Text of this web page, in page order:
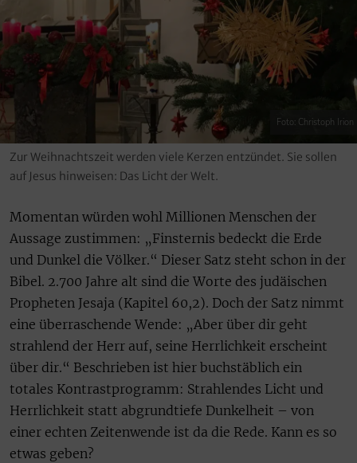
Foto: Christoph Irion
Zur Weihnachtszeit werden viele Kerzen entzündet. Sie sollen
auf Jesus hinweisen: Das Licht der Welt.
Momentan würden wohl Millionen Menschen der
Aussage zustimmen: „Finsternis bedeckt die Erde
und Dunkel die Völker.“ Dieser Satz steht schon in der
Bibel. 2.700 Jahre alt sind die Worte des judäischen
Propheten Jesaja (Kapitel 60,2). Doch der Satz nimmt
eine überraschende Wende: „Aber über dir geht
strahlend der Herr auf, seine Herrlichkeit erscheint
über dir.“ Beschrieben ist hier buchstäblich ein
totales Kontrastprogramm: Strahlendes Licht und
Herrlichkeit statt abgrundtiefe Dunkelheit – von
einer echten Zeitenwende ist da die Rede. Kann es so
etwas geben?